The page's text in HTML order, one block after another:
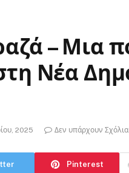
– Μια
Νέα
2025 Δεν υπάρχουν Σχόλια
Pinterest